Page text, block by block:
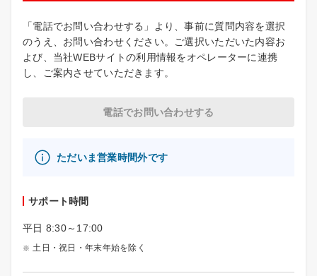
「電話でお問い合わせする」より、事前に質問内容を選択
のうえ、お問い合わせください。ご選択いただいた内容お
よび、当社WEBサイトの利用情報をオペレーターに連携
し、ご案内させていただきます。
電話でお問い合わせする
ただいま営業時間外です
サポート時間
平日 8:30～17:00
土日・祝日・年末年始を除く